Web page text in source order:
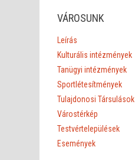
VÁROSUNK
Leírás
Kulturális intézmények
Tanügyi intézmények
Sportlétesítmények
Tulajdonosi Társulások
Várostérkép
Testvértelepülések
Események